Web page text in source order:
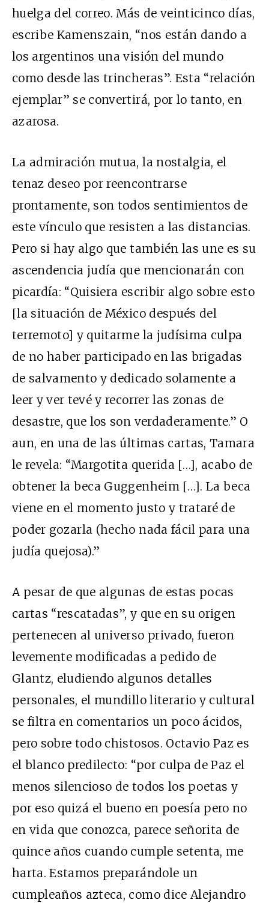
huelga del correo. Más de veinticinco días,
escribe Kamenszain, “nos están dando a
los argentinos una visión del mundo
como desde las trincheras”. Esta “relación
ejemplar” se convertirá, por lo tanto, en
azarosa.
La admiración mutua, la nostalgia, el
tenaz deseo por reencontrarse
prontamente, son todos sentimientos de
este vínculo que resisten a las distancias.
Pero si hay algo que también las une es su
ascendencia judía que mencionarán con
picardía: “Quisiera escribir algo sobre esto
[la situación de México después del
terremoto] y quitarme la judísima culpa
de no haber participado en las brigadas
de salvamento y dedicado solamente a
leer y ver tevé y recorrer las zonas de
desastre, que los son verdaderamente.” O
aun, en una de las últimas cartas, Tamara
le revela: “Margotita querida […], acabo de
obtener la beca Guggenheim […]. La beca
viene en el momento justo y trataré de
poder gozarla (hecho nada fácil para una
judía quejosa).”
A pesar de que algunas de estas pocas
cartas “rescatadas”, y que en su origen
pertenecen al universo privado, fueron
levemente modificadas a pedido de
Glantz, eludiendo algunos detalles
personales, el mundillo literario y cultural
se filtra en comentarios un poco ácidos,
pero sobre todo chistosos. Octavio Paz es
el blanco predilecto: “por culpa de Paz el
menos silencioso de todos los poetas y
por eso quizá el bueno en poesía pero no
en vida que conozca, parece señorita de
quince años cuando cumple setenta, me
harta. Estamos preparándole un
cumpleaños azteca, como dice Alejandro